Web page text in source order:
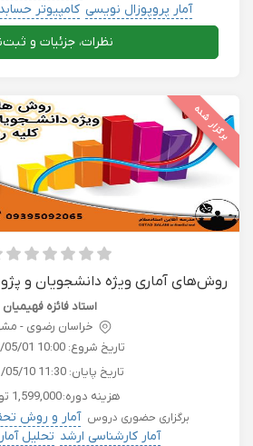
آمار پروپوزال نویسی کامپیوتر
دروس دانشگاهی
نظرات، جزئیات و
برگزار شده
روش‌های آماری ویژه دانشجویان و
استاد فائزه فهیمیان
خراسان رضوی -
تاریخ شروع: 05/01 10:00
تاریخ پایان: 05/10 11:30
هزینه دوره:1,599,000 تومان
برگزاری حضوری دروس آمار و روش
آمار کارشناسی ارشد تحلیل